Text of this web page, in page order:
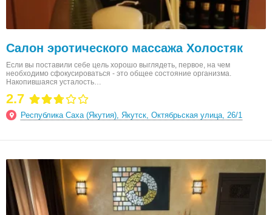
Салон эротического массажа Холостяк
Если вы поставили себе цель хорошо выглядеть, первое, на чем
необходимо сфокусироваться - это общее состояние организма.
Накопившаяся усталость…
2.7
Республика Саха (Якутия), Якутск, Октябрьская улица, 26/1